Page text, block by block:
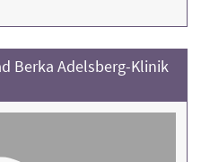
Berka Adelsberg-Klinik